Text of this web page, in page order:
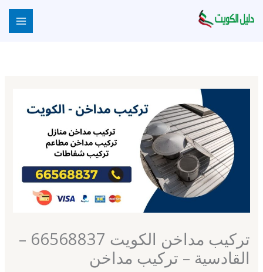
إلى
تركيب مداخن الكويت 66568837 –
القادسية – تركيب مداخن